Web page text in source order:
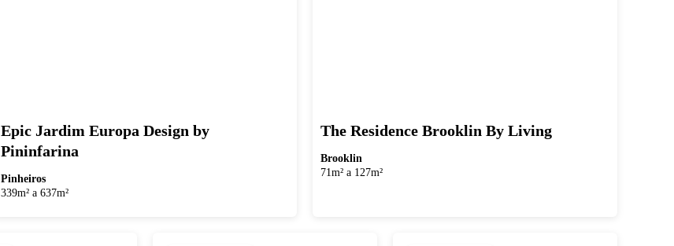
Epic Jardim Europa Design by
Pininfarina
Pinheiros
339m² a 637m²
The Residence Brooklin By Living
Brooklin
71m² a 127m²